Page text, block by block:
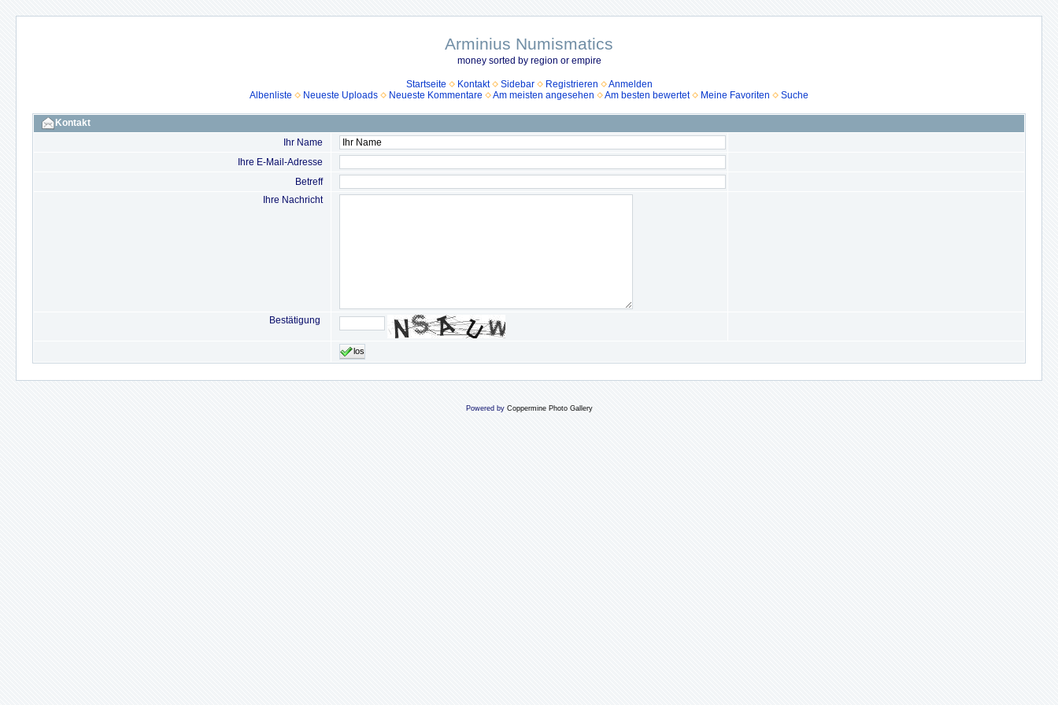
Arminius Numismatics
money sorted by region or empire
Startseite Kontakt Sidebar Registrieren
Anmelden
Albenliste
Neueste Uploads Neueste Kommentare Am meisten angesehen Am besten bewertet Meine Favoriten Suche
Kontakt
Ihr Name
Ihre E-Mail-Adresse
Betreff
Ihre Nachricht
Bestätigung
los
Powered by Coppermine Photo Gallery